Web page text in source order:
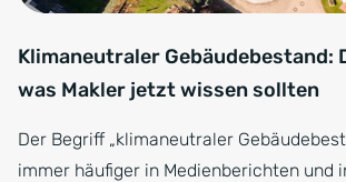
Klimaneutraler Gebäudebestand:
was Makler jetzt wissen sollten
Der Begriff „klimaneutraler
immer häufiger in Medienberichten und